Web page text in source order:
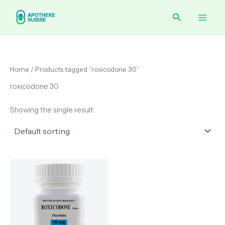
content
Search
Home / Products tagged “roxicodone 30”
roxicodone 30
Showing the single result
€ 220.00
through
€ 420.00